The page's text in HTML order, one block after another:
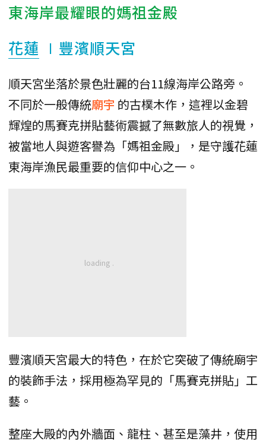
東海岸最耀眼的媽祖金殿
花蓮 ∣豐濱順天宮
順天宮坐落於景色壯麗的台11線海岸公路旁。
不同於一般傳統廟宇 的古樸木作，這裡以金碧
輝煌的馬賽克拼貼藝術震撼了無數旅人的視覺，
被當地人與遊客譽為「媽祖金殿」，是守護花蓮
東海岸漁民最重要的信仰中心之一。
豐濱順天宮最大的特色，在於它突破了傳統廟宇
的裝飾手法，採用極為罕見的「馬賽克拼貼」工
藝。
整座大殿的內外牆面、龍柱、甚至是藻井，使用